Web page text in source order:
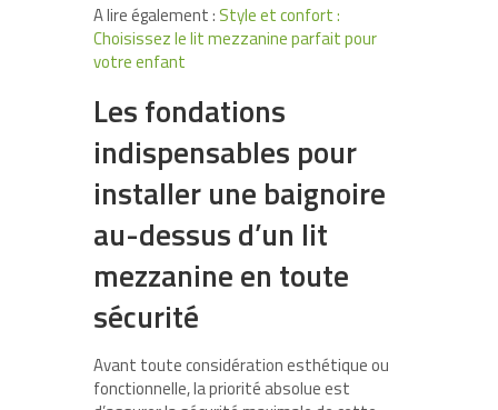
A lire également : Style et confort :
Choisissez le lit mezzanine parfait pour
votre enfant
Les fondations
indispensables pour
installer une baignoire
au-dessus d’un lit
mezzanine en toute
sécurité
Avant toute considération esthétique ou
fonctionnelle, la priorité absolue est